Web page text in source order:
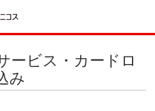
ービス・カードロ
み